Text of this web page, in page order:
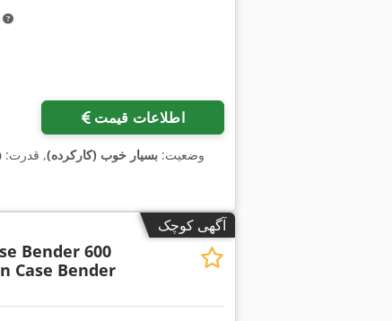
اطلاعات قیمت
وضعیت: بسیار خوب (کارکرده), قدرت:
آگهی کوچک
Bender 600
Case Bender